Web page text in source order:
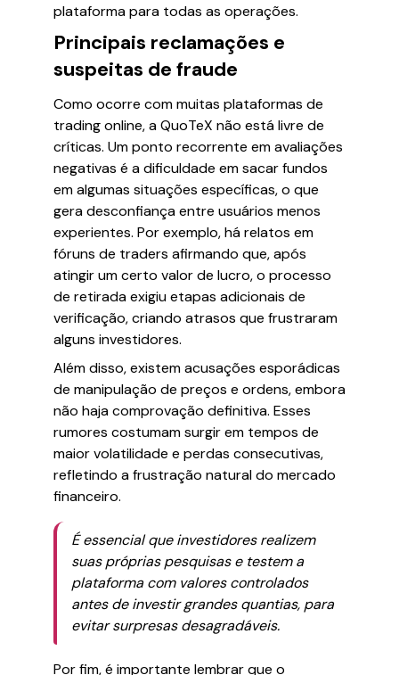
plataforma para todas as operações.
Principais reclamações e
suspeitas de fraude
Como ocorre com muitas plataformas de
trading online, a QuoTeX não está livre de
críticas. Um ponto recorrente em avaliações
negativas é a dificuldade em sacar fundos
em algumas situações específicas, o que
gera desconfiança entre usuários menos
experientes. Por exemplo, há relatos em
fóruns de traders afirmando que, após
atingir um certo valor de lucro, o processo
de retirada exigiu etapas adicionais de
verificação, criando atrasos que frustraram
alguns investidores.
Além disso, existem acusações esporádicas
de manipulação de preços e ordens, embora
não haja comprovação definitiva. Esses
rumores costumam surgir em tempos de
maior volatilidade e perdas consecutivas,
refletindo a frustração natural do mercado
financeiro.
É essencial que investidores realizem
suas próprias pesquisas e testem a
plataforma com valores controlados
antes de investir grandes quantias, para
evitar surpresas desagradáveis.
Por fim, é importante lembrar que o